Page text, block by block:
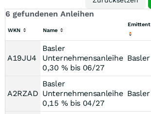
6 gefundenen Anleihen
WKN Name
Emittent
A19JU4
Basler
Unternehmensanleihe
0,30 % bis 06/27
Basler
A2RZAD
Basler
Unternehmensanleihe
0,15 % bis 04/27
Basler